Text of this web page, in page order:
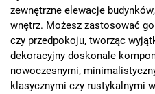
zewnętrzne elewacje
wnętrz. Możesz zastosować
czy przedpokoju, tworząc
dekoracyjny doskonale
nowoczesnymi,
klasycznymi czy rustykalnymi